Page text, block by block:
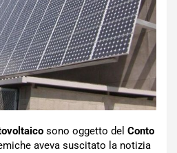
sono oggetto del Conto
aveva suscitato la notizia